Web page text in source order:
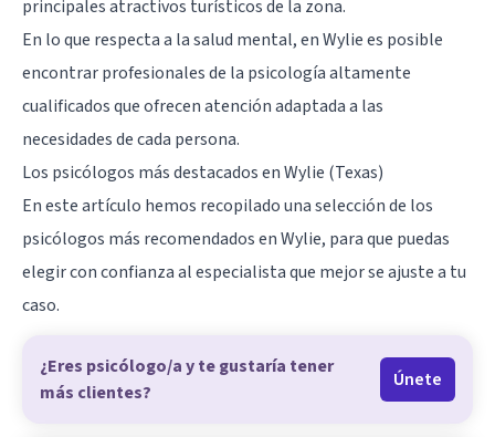
principales atractivos turísticos de la zona.
En lo que respecta a la salud mental, en Wylie es posible
encontrar profesionales de la psicología altamente
cualificados que ofrecen atención adaptada a las
necesidades de cada persona.
Los psicólogos más destacados en Wylie (Texas)
En este artículo hemos recopilado una selección de los
psicólogos más recomendados en Wylie, para que puedas
elegir con confianza al especialista que mejor se ajuste a tu
caso.
¿Eres psicólogo/a y te gustaría tener
más clientes?
Únete